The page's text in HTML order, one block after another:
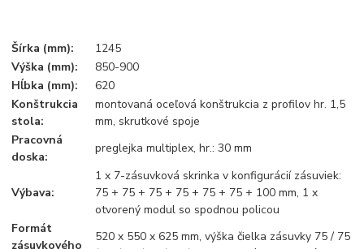
Šírka (mm):
1245
Výška (mm):
850-900
Hĺbka (mm):
620
Konštrukcia
stola:
montovaná oceľová konštrukcia z profilov hr. 1,5
mm, skrutkové spoje
Pracovná
doska:
preglejka multiplex, hr.: 30 mm
Výbava:
1 x 7-zásuvková skrinka v konfigurácií zásuviek:
75 + 75 + 75 + 75 + 75 + 75 + 100 mm, 1 x
otvorený modul so spodnou policou
Formát
zásuvkového
520 x 550 x 625 mm, výška čielka zásuvky 75 / 75